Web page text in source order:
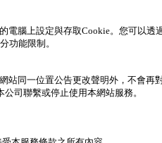
電腦上設定與存取Cookie。您可以
功能限制。
站同一位置公告更改聲明外，不會
司聯繫或停止使用本網站服務。